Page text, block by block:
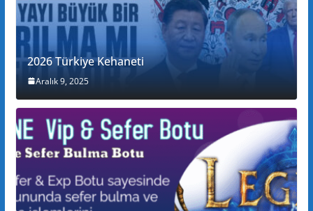
2026 Türkiye Kehaneti
Aralık 9, 2025